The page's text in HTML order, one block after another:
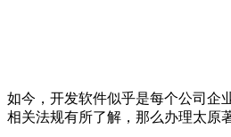
如今，开发软件似乎是每个公司企
相关法规有所了解，那么办理太原